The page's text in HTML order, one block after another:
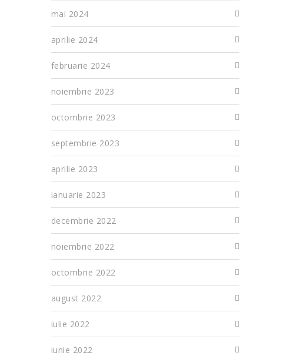
mai 2024
aprilie 2024
februarie 2024
noiembrie 2023
octombrie 2023
septembrie 2023
aprilie 2023
ianuarie 2023
decembrie 2022
noiembrie 2022
octombrie 2022
august 2022
iulie 2022
iunie 2022